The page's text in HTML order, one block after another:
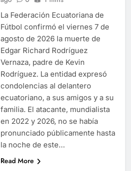
La Federación Ecuatoriana de
Fútbol confirmó el viernes 7 de
agosto de 2026 la muerte de
Edgar Richard Rodríguez
Vernaza, padre de Kevin
Rodríguez. La entidad expresó
condolencias al delantero
ecuatoriano, a sus amigos y a su
familia. El atacante, mundialista
en 2022 y 2026, no se había
pronunciado públicamente hasta
la noche de este…
Read More